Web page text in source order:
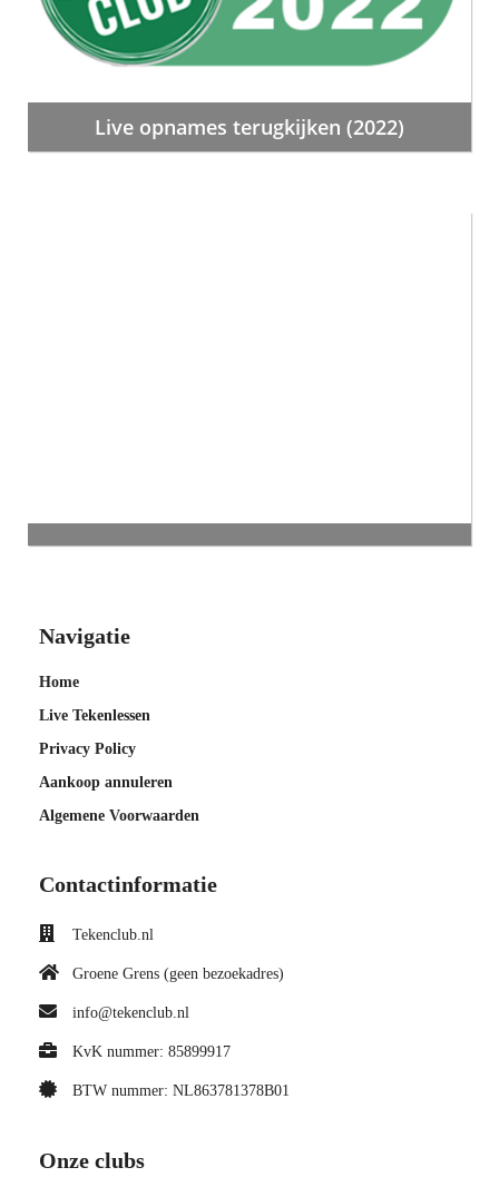
Live opnames terugkijken (2022)
Navigatie
Home
Live Tekenlessen
Privacy Policy
Aankoop annuleren
Algemene Voorwaarden
Contactinformatie
Tekenclub.nl
Groene Grens (geen bezoekadres)
info@tekenclub.nl
KvK nummer: 85899917
BTW nummer: NL863781378B01
Onze clubs